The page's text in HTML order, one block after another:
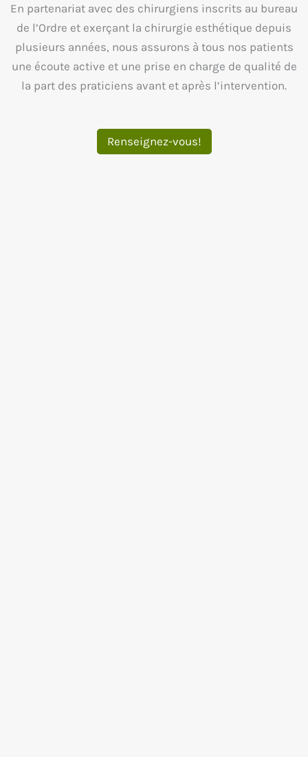
En partenariat avec des chirurgiens inscrits au bureau
de l’Ordre et exerçant la chirurgie esthétique depuis
plusieurs années, nous assurons à tous nos patients
une écoute active et une prise en charge de qualité de
la part des praticiens avant et après l’intervention.
Renseignez-vous!